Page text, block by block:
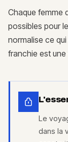
Chaque femme
possibles pour
normalise ce
franchie est
Le
dans la